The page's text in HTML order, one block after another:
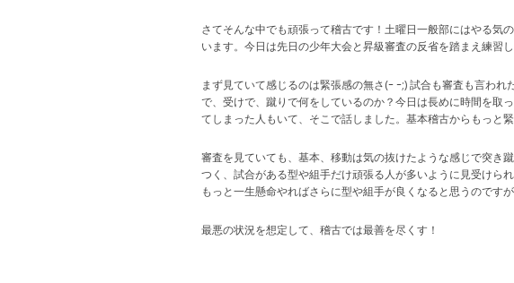
さてそんな中でも頑張って稽古です！土曜日一般部にはやる気
います。今日は先日の少年大会と昇級審査の反省を踏まえ練習し
まず見ていて感じるのは緊張感の無さ(ｰ ｰ;) 試合も審査も言わ
で、受けで、蹴りで何をしているのか？今日は長めに時間を取
てしまった人もいて、そこで話しました。基本稽古からもっと
審査を見ていても、基本、移動は気の抜けたような感じで突き
つく、試合がある型や組手だけ頑張る人が多いように見受けら
もっと一生懸命やればさらに型や組手が良くなると思うのです
最悪の状況を想定して、稽古では最善を尽くす！